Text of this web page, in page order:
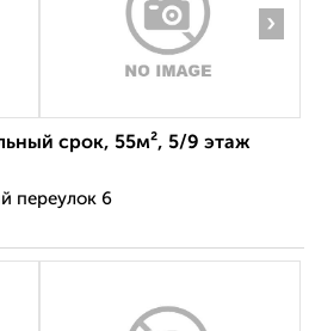
›
срок, 55м², 5/9 этаж
переулок 6